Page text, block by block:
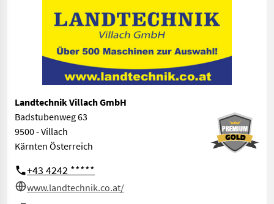
Landtechnik Villach GmbH
Badstubenweg 63
9500 - Villach
Kärnten Österreich
+43 4242 *****
www.landtechnik.co.at/